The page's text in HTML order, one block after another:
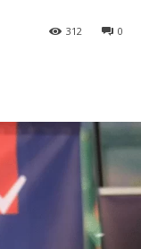
0
312